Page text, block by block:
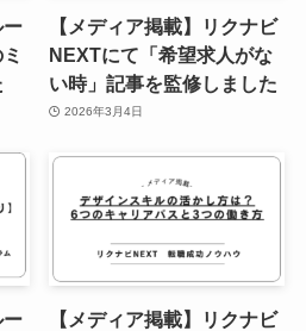
ー
【メディア掲載】リクナビ
NEXTにて「希望求人がな
い時」記事を監修しました
2026年3月4日
ー
【メディア掲載】リクナビ